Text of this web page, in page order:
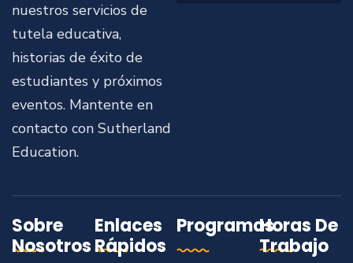
nuestros servicios de
tutela educativa,
historias de éxito de
estudiantes y próximos
eventos. Mantente en
contacto con Sutherland
Education.
Sobre
Nosotros
Enlaces
Rápidos
ProgramasHoras De
Trabajo